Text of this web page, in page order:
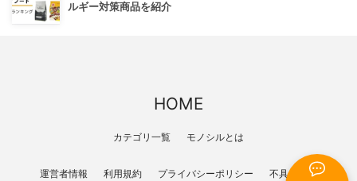
ルギー対策商品を紹介
HOME
カテゴリ一覧 モノシルとは
運営者情報 利用規約 プライバシーポリシー 不具合報告